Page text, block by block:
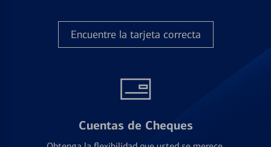
Encuentre la tarjeta correcta
Cuentas de Cheques